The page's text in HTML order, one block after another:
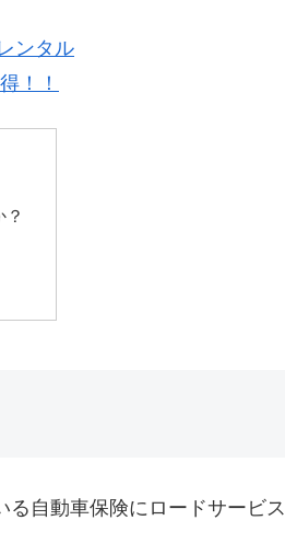
ンタル
！！
自動車保険にロードサービス